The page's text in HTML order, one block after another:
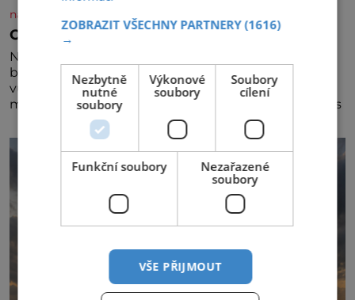
nasehvezdy.cz
Osamělá herečka Syslová všechno vzdala?
Nedávno se povídalo, že má Dana Syslová (80)
blízkého přítele, který je jí oporou. Ale je to ještě
vůbec pravda? V posledních dnech čím dál častěji
mluví o svém odchodu. Dohnala ji snad samota? Půs
ZOBRAZIT VŠECHNY PARTNERY(1616)
→
Nezbytně
nutné
soubory
Výkonové
soubory
Soubory
cílení
Funkční soubory
Nezařazené
soubory
VŠE PŘIJMOUT